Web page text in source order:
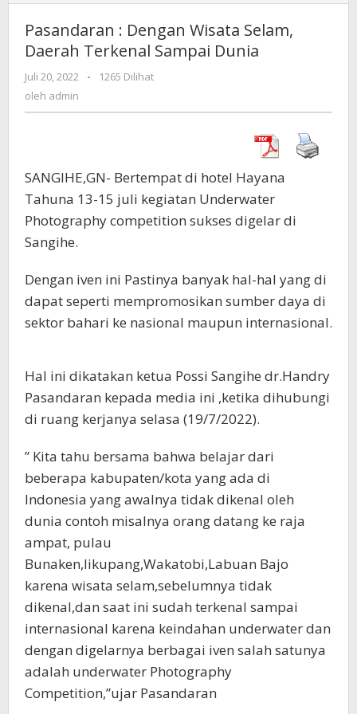
:
Wisata
Selam,
Pasandaran : Dengan Wisata Selam,
Daerah Terkenal Sampai Dunia
Juli 20, 2022
oleh
-
1265 Dilihat
oleh admin
SANGIHE,GN- Bertempat di hotel Hayana
Tahuna 13-15 juli kegiatan Underwater
Photography competition sukses digelar di
Sangihe.
Dengan iven ini Pastinya banyak hal-hal yang di
dapat seperti mempromosikan sumber daya di
sektor bahari ke nasional maupun internasional.
Hal ini dikatakan ketua Possi Sangihe dr.Handry
Pasandaran kepada media ini ,ketika dihubungi
di ruang kerjanya selasa (19/7/2022).
” Kita tahu bersama bahwa belajar dari
beberapa kabupaten/kota yang ada di
Indonesia yang awalnya tidak dikenal oleh
dunia contoh misalnya orang datang ke raja
ampat, pulau
Bunaken,likupang,Wakatobi,Labuan Bajo
karena wisata selam,sebelumnya tidak
dikenal,dan saat ini sudah terkenal sampai
internasional karena keindahan underwater dan
dengan digelarnya berbagai iven salah satunya
adalah underwater Photography
Competition,”ujar Pasandaran